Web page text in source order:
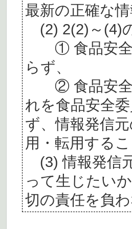
最新の正確な
(2) 2(2)～(4)
① 食品安全
らず、
② 食品安全
れを食品安全
ず、情報発信
用・転用するこ
(3) 情報発信
って生じたい
切の責任を負わ